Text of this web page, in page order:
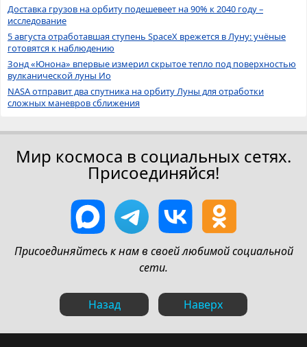
Доставка грузов на орбиту подешевеет на 90% к 2040 году –
исследование
5 августа отработавшая ступень SpaceX врежется в Луну: учёные
готовятся к наблюдению
Зонд «Юнона» впервые измерил скрытое тепло под поверхностью
вулканической луны Ио
NASA отправит два спутника на орбиту Луны для отработки
сложных маневров сближения
Мир космоса в социальных сетях.
Присоединяйся!
Присоединяйтесь к нам в своей любимой социальной
сети.
Назад Наверх